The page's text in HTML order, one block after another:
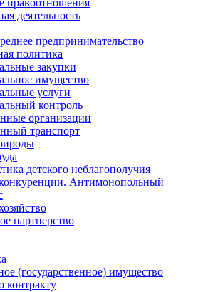
правоотношения
деятельность
предпринимательство
политика
закупки
имущество
услуги
контроль
организации
транспорт
детского неблагополучия
Антимонопольный
партнерство
(государственное) имущество
контракту